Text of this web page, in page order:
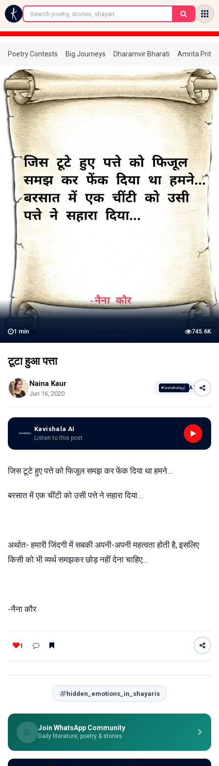
←
Poetry Contests Big Journeys Dharamvir Bharati Amrita
1 min 745.6K
टूटा हुआ पत्ता
Naina Kaur
Jun 16, 2020
AI
Kavishala AI
Listen to this post
जिस टूटे हुए पत्ते को फिजूल समझ कर फेंक दिया था हमने...
बरसात में एक चींटी को उसी पत्ते ने सहारा दिया...
अर्थात- हमारी जिंदगी में सबकी अपनी-अपनी महत्वता होती है, इसलिए
किसी को भी व्यर्थ समझकर छोड़ नहीं देना चाहिए...
-नैना कौर
1
hidden_emotions_in_shayaris
Join WhatsApp Community
Daily literature, poetry & stories